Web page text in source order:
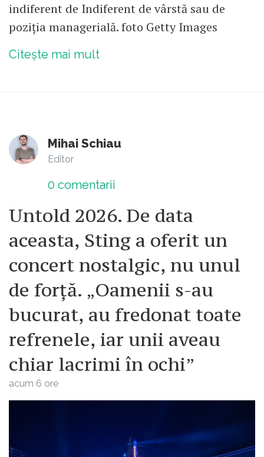
indiferent de Indiferent de vârstă sau de
poziția managerială. foto Getty Images
Citește mai mult
Mihai Schiau
Editor
0 comentarii
Untold 2026. De data
aceasta, Sting a oferit un
concert nostalgic, nu unul
de forță. „Oamenii s-au
bucurat, au fredonat toate
refrenele, iar unii aveau
chiar lacrimi în ochi”
acum 6 ore